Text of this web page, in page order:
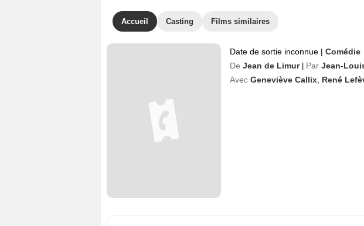
Accueil Casting Films similaires
Date de sortie inconnue | Comédie
De Jean de Limur Par Jean-
Avec Geneviève Callix René